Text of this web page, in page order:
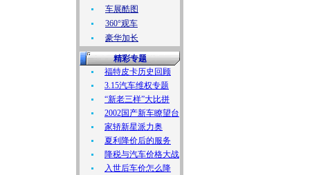
车展酷图
360°观车
豪华加长
精彩专题
福特皮卡历史回顾
3.15汽车维权专题
“新老三样”大比拼
2002国产新车瞭望台
家轿新星派力奥
夏利降价后的服务
降税与汽车价格大战
入世后车价怎么降